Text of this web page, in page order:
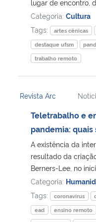
lugar de encontro,
Categoria: Cultura
Tags:
artes cênicas
destaque ufsm
trabalho remoto
Revista Arc
Teletrabalho e
pandemia: quais
A existência da
resultado da
Berners-Lee, no
Categoria:
Tags:
coronavírus
ead
ensino remoto